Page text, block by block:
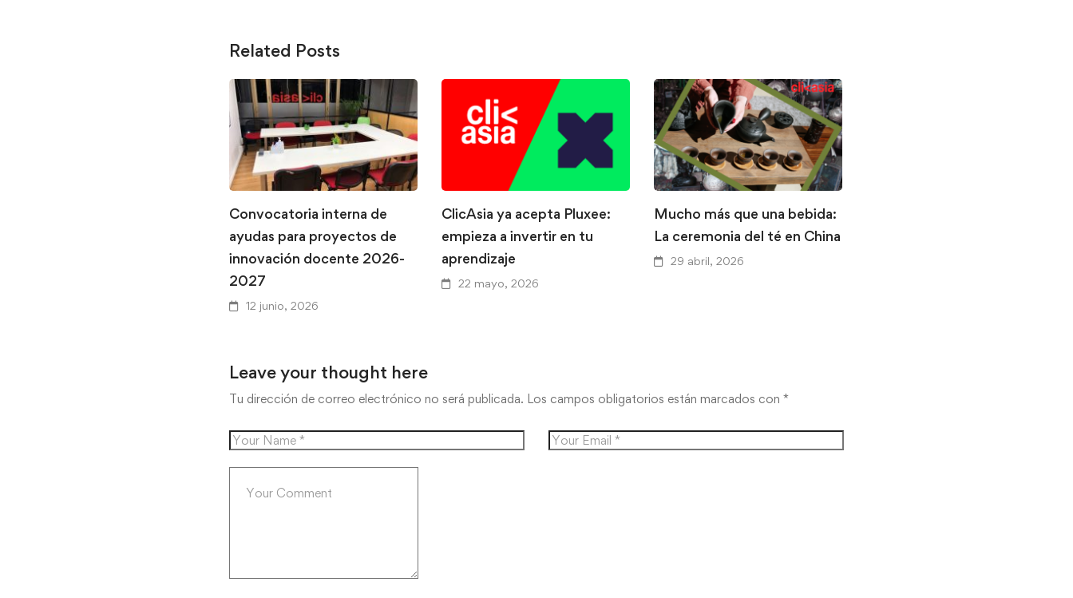
Related Posts
Convocatoria interna de
ayudas para proyectos de
innovación docente 2026-
2027
12 junio, 2026
ClicAsia ya acepta Pluxee:
empieza a invertir en tu
aprendizaje
22 mayo, 2026
Mucho más que una bebida:
La ceremonia del té en China
29 abril, 2026
Leave your thought here
Tu dirección de correo electrónico no será publicada. Los campos obligatorios están marcados con *